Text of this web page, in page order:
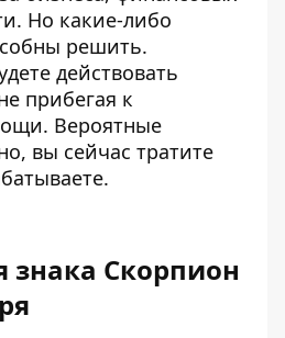
Но какие-либо
решить.
действовать
прибегая к
Вероятные
вы сейчас тратите
знака Скорпион